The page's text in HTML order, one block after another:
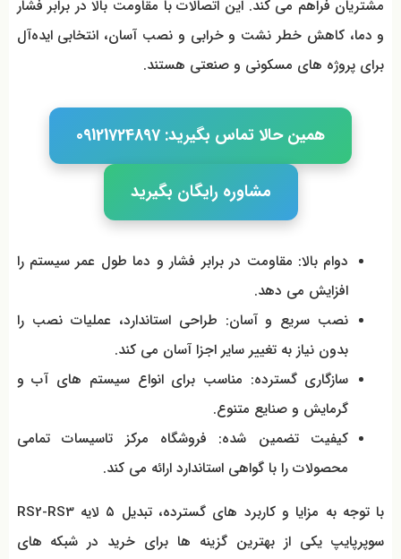
مشتریان فراهم می کند. این اتصالات با مقاومت بالا در برابر فشار
و دما، کاهش خطر نشت و خرابی و نصب آسان، انتخابی ایده‌آل
برای پروژه‌ های مسکونی و صنعتی هستند.
همین حالا تماس بگیرید: 09121724897
مشاوره رایگان بگیرید
دوام بالا: مقاومت در برابر فشار و دما طول عمر سیستم را
افزایش می دهد.
نصب سریع و آسان: طراحی استاندارد، عملیات نصب را
بدون نیاز به تغییر سایر اجزا آسان می کند.
سازگاری گسترده: مناسب برای انواع سیستم‌ های آب و
گرمایش و صنایع متنوع.
کیفیت تضمین شده: فروشگاه مرکز تاسیسات تمامی
محصولات را با گواهی استاندارد ارائه می کند.
با توجه به مزایا و کاربرد های گسترده، تبدیل ۵ لایه RS2-RS3
سوپرپایپ یکی از بهترین گزینه‌ ها برای خرید در شبکه‌ های